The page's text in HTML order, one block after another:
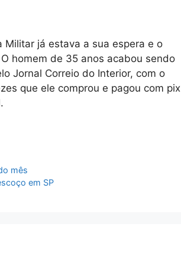
Militar já estava a sua espera e o
homem de 35 anos acabou sendo
Jornal Correio do Interior, com o
que ele comprou e pagou com pix
mês
em SP